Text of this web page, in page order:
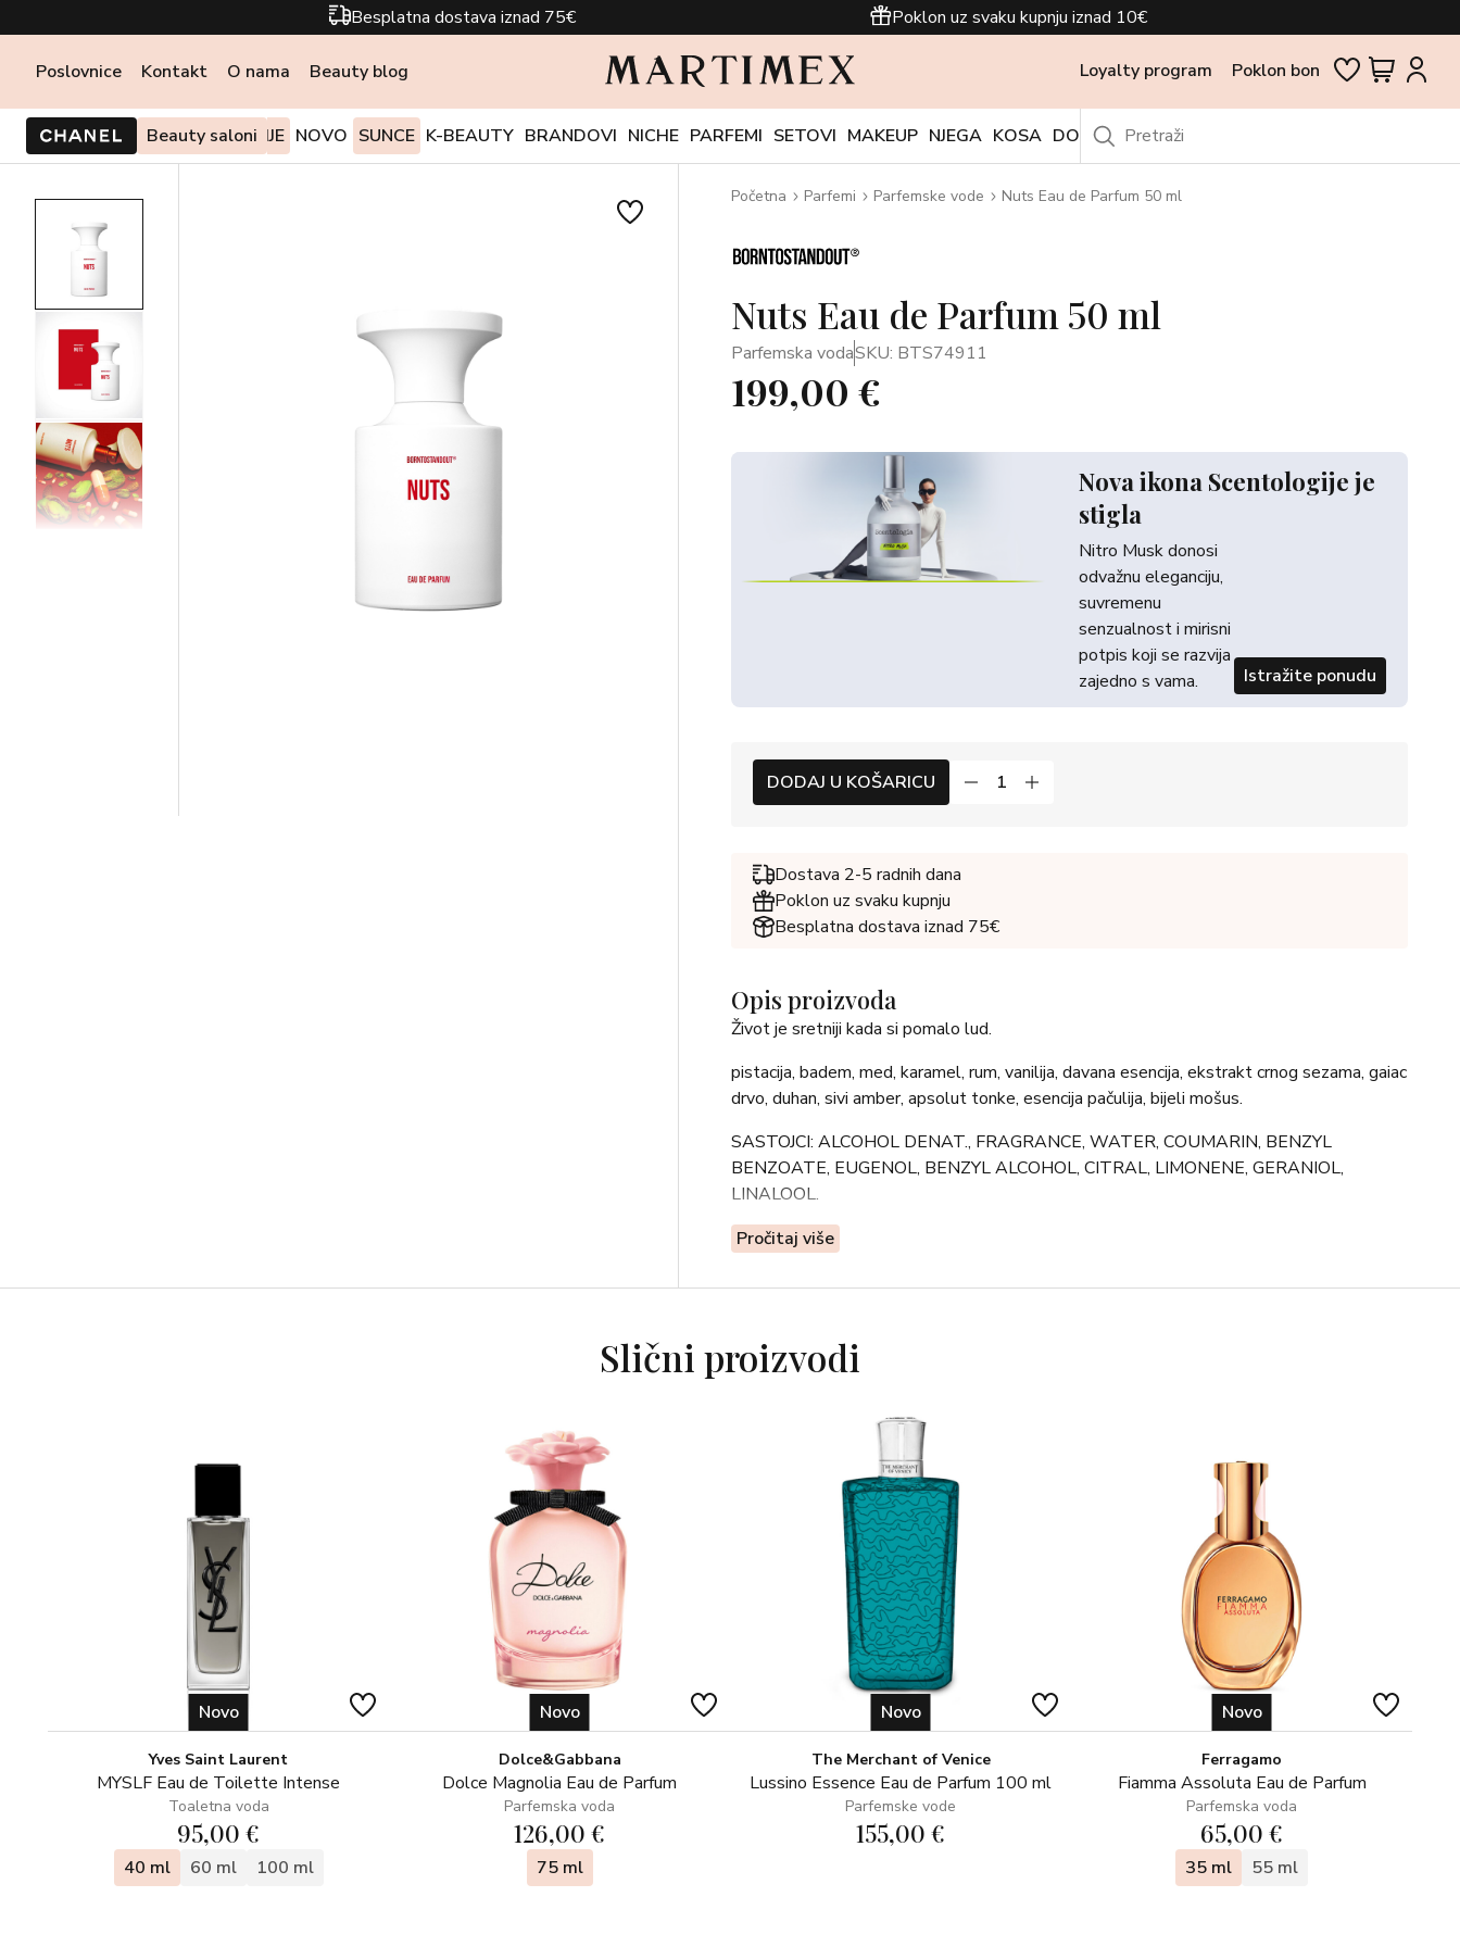
Besplatna dostava iznad 75€ Poklon uz svaku kupnju iznad 10€
Poslovnice Kontakt O nama Beauty blog Loyalty program Poklon bon
Beauty saloni
PONUDE I AKCIJE NOVO SUNCE K-BEAUTY BRANDOVI NICHE PARFEMI SETOVI MAKEUP NJEGA KOSA DODACI OUTLET
Početna Parfemi Parfemske vode Nuts Eau de Parfum 50 ml
Nuts Eau de Parfum 50 ml
Parfemska vodaSKU: BTS74911
199,00 €
Nova ikona Scentologije je
stigla
Nitro Musk donosi
odvažnu eleganciju,
suvremenu
senzualnost i mirisni
potpis koji se razvija
zajedno s vama.
Istražite ponudu
DODAJ U KOŠARICU
Dostava 2-5 radnih dana
Poklon uz svaku kupnju
Besplatna dostava iznad 75€
Opis proizvoda
Život je sretniji kada si pomalo lud.
pistacija, badem, med, karamel, rum, vanilija, davana esencija, ekstrakt crnog sezama, gaiac
drvo, duhan, sivi amber, apsolut tonke, esencija pačulija, bijeli mošus.
SASTOJCI: ALCOHOL DENAT., FRAGRANCE, WATER, COUMARIN, BENZYL
BENZOATE, EUGENOL, BENZYL ALCOHOL, CITRAL, LIMONENE, GERANIOL,
LINALOOL.
Pročitaj više
Slični proizvodi
Novo
Yves Saint Laurent
MYSLF Eau de Toilette Intense
Toaletna voda
95,00 €
40 ml 60 ml 100 ml
Novo
Dolce&Gabbana
Dolce Magnolia Eau de Parfum
Parfemska voda
126,00 €
75 ml
Novo
The Merchant of Venice
Lussino Essence Eau de Parfum 100 ml
Parfemske vode
155,00 €
Novo
Ferragamo
Fiamma Assoluta Eau de Parfum
Parfemska voda
65,00 €
35 ml 55 ml